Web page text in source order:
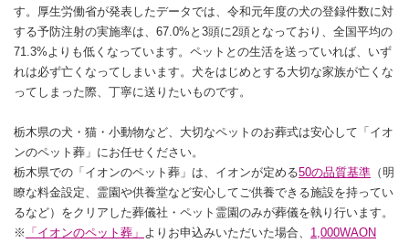
す。厚生労働省が発表したデータでは、令和元年度の犬の登録件数に対
する予防注射の実施率は、67.0%と3頭に2頭となっており、全国平均の
71.3%よりも低くなっています。ペットとの生活を送っていれば、いず
れは必ず亡くなってしまいます。犬をはじめとする大切な家族が亡くな
ってしまった際、丁寧に送りたいものです。
栃木県の犬・猫・小動物など、大切なペットのお葬式は安心して「イオ
ンのペット葬」にお任せください。
栃木県での「イオンのペット葬」は、イオンが定める50の品質基準 （明
瞭な料金設定、霊園や供養堂など安心してご供養できる施設を持ってい
るなど）をクリアした葬儀社・ペット霊園のみが葬儀を執り行います。
※ 「イオンのペット葬」 よりお申込みいただいた場合、 1,000WAON